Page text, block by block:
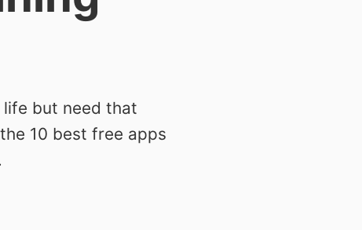
but need that
10 best free apps